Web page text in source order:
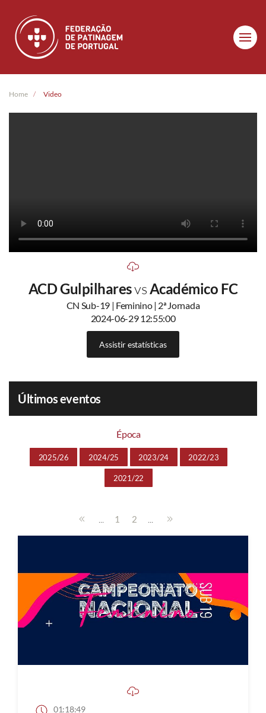
Skip to main content
Home Video
ACD GulpilharesvsAcadémico FC
CN Sub-19 | Feminino | 2ª Jornada
2024-06-29 12:55:00
Assistir estatísticas
Últimos eventos
Época
2025/26 2024/25 2023/24 2022/23
2021/22
... 1 2 ...
01:18:49